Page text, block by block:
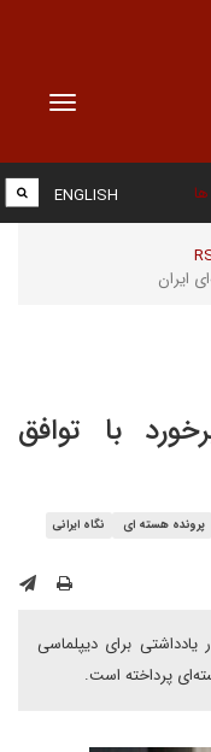
Toggle
ENGLISH
ایران
با توافق
پرونده هسته ای
نگاه ایرانی
برای دیپلماسی
پرداخته است.